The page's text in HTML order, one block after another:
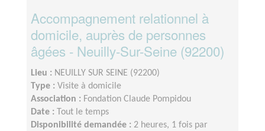
Accompagnement relationnel à
domicile, auprès de personnes
âgées - Neuilly-Sur-Seine (92200)
Lieu : NEUILLY SUR SEINE (92200)
Type : Visite à domicile
Association : Fondation Claude Pompidou
Date :
Tout le temps
Disponibilité demandée : 2 heures, 1 fois par